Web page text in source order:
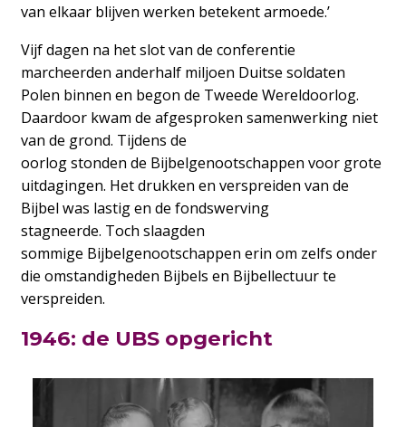
van elkaar blijven werken betekent armoede.’
Vijf dagen na het slot van de conferentie
marcheerden anderhalf miljoen Duitse soldaten
Polen binnen en begon de Tweede Wereldoorlog.
Daardoor kwam de afgesproken samenwerking niet
van de grond. Tijdens de
oorlog stonden de Bijbelgenootschappen voor grote
uitdagingen. Het drukken en verspreiden van de
Bijbel was lastig en de fondswerving
stagneerde. Toch slaagden
sommige Bijbelgenootschappen erin om zelfs onder
die omstandigheden Bijbels en Bijbellectuur te
verspreiden.
1946: de UBS opgericht